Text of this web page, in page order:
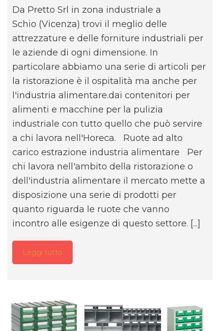
Da Pretto Srl in zona industriale a
Schio (Vicenza) trovi il meglio delle
attrezzature e delle forniture industriali per
le aziende di ogni dimensione. In
particolare abbiamo una serie di articoli per
la ristorazione è il ospitalità ma anche per
l'industria alimentare.dai contenitori per
alimenti e macchine per la pulizia
industriale con tutto quello che può servire
a chi lavora nell'Horeca. Ruote ad alto
carico estrazione industria alimentare Per
chi lavora nell'ambito della ristorazione o
dell'industria alimentare il mercato mette a
disposizione una serie di prodotti per
quanto riguarda le ruote che vanno
incontro alle esigenze di questo settore. [...]
Leggi tutto